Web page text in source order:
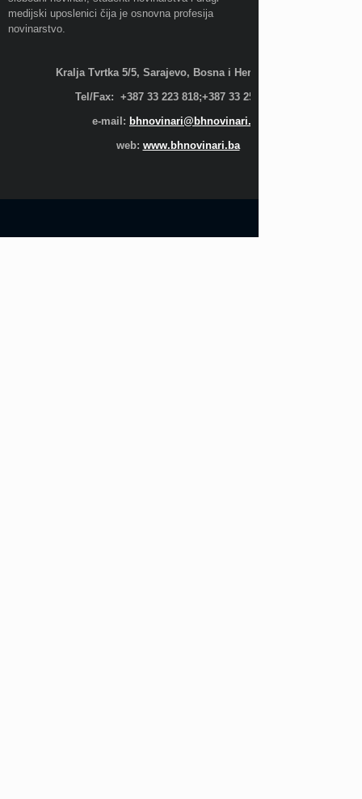
medijski uposlenici čija je osnovna profesija
novinarstvo.
Kralja Tvrtka 5/5, Sarajevo, Bosna i Hercegovina;
Tel/Fax: +387 33 223 818;+387 33 255 600
e-mail: bhnovinari@bhnovinari.ba
web: www.bhnovinari.ba